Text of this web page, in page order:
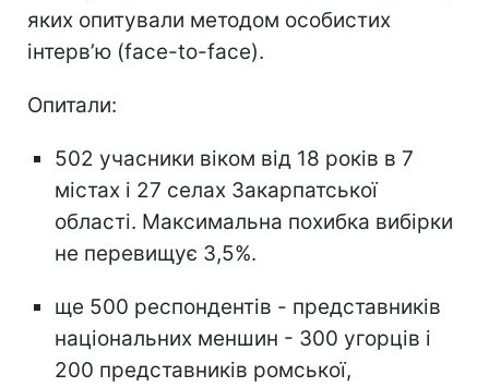
яких опитували методом особистих
інтерв’ю (face-to-face).
Опитали:
502 учасники віком від 18 років в 7
містах і 27 селах Закарпатської
області. Максимальна похибка вибірки
не перевищує 3,5%.
ще 500 респондентів - представників
національних меншин - 300 угорців і
200 представників ромської,